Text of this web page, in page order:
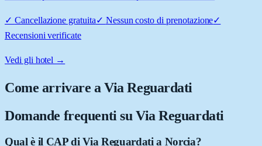
✓ Cancellazione gratuita✓ Nessun costo di prenotazione✓
Recensioni verificate
Vedi gli hotel →
Come arrivare aVia Reguardati
Domande frequenti su Via Reguardati
Qual è il CAP di Via Reguardati a Norcia?